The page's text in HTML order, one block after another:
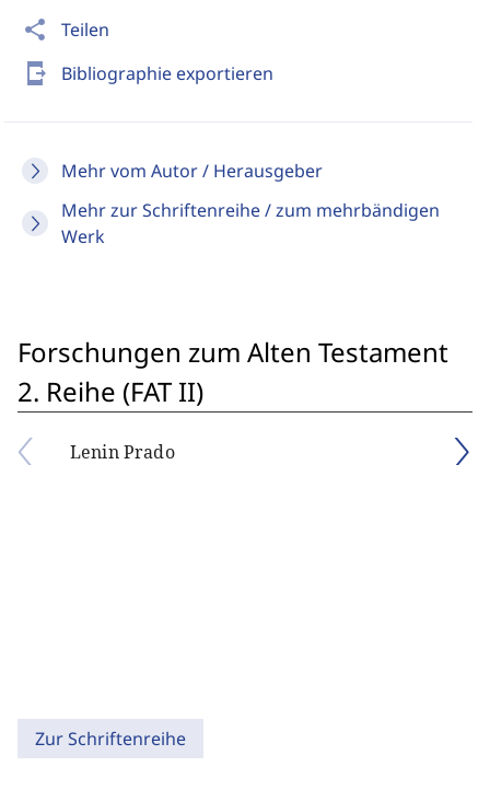
share Teilen
send_to_mobile Bibliographie exportieren
Mehr vom Autor / Herausgeber
Mehr zur Schriftenreihe / zum mehrbändigen
Werk
Forschungen zum Alten Testament
2. Reihe (FAT II)
Lenin Prado
Zur Schriftenreihe